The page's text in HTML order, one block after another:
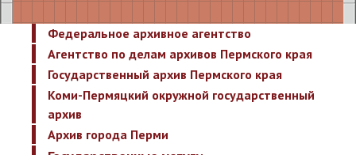
Федеральное архивное агентство
Агентство по делам архивов Пермского края
Государственный архив Пермского края
Коми-Пермяцкий окружной государственный
архив
Архив города Перми